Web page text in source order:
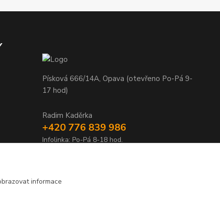
Písková 666/14A, Opava (otevřeno Po-Pá 9-
17 hod)
Radim Kaděrka
+420 776 839 986
Infolinka: Po-Pá 8-18 hod.
informace